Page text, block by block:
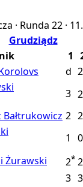
· Runda 22 ·
Grudziądz
1
d 2
3 2
Bałtrukowicz 2 2
1 0
Żurawski 2* 2
3 3